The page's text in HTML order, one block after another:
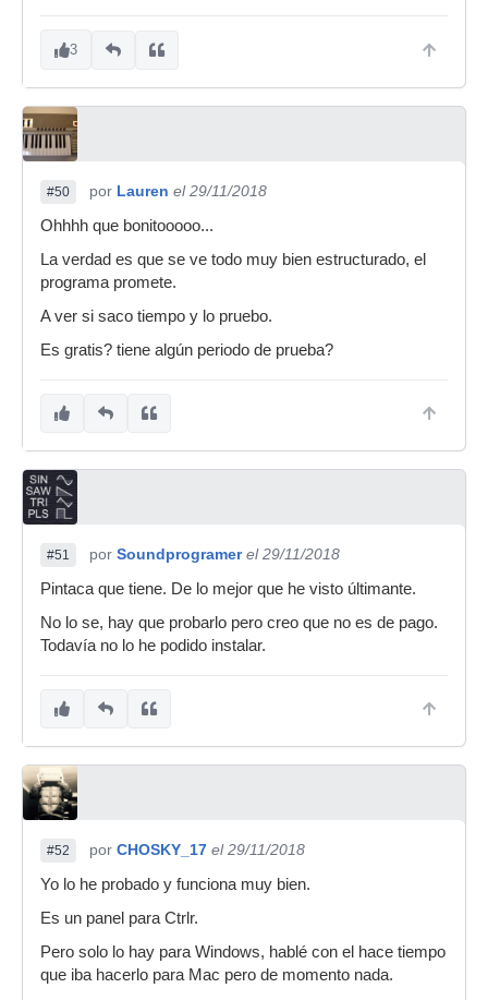
3
#50 por Lauren el 29/11/2018
Ohhhh que bonitooooo...
La verdad es que se ve todo muy bien estructurado, el
programa promete.
A ver si saco tiempo y lo pruebo.
Es gratis? tiene algún periodo de prueba?
#51 por Soundprogramer el 29/11/2018
Pintaca que tiene. De lo mejor que he visto últimante.
No lo se, hay que probarlo pero creo que no es de pago.
Todavía no lo he podido instalar.
#52 por CHOSKY_17 el 29/11/2018
Yo lo he probado y funciona muy bien.
Es un panel para Ctrlr.
Pero solo lo hay para Windows, hablé con el hace tiempo
que iba hacerlo para Mac pero de momento nada.